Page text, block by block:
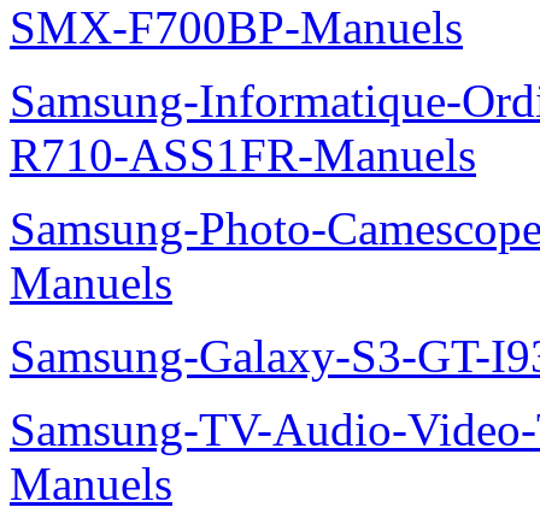
SMX-F700BP-Manuels
Samsung-Informatique-
R710-ASS1FR-Manuels
Samsung-Photo-
Manuels
Samsung-Galaxy-S3-GT-
Samsung-TV-Audio-
Manuels